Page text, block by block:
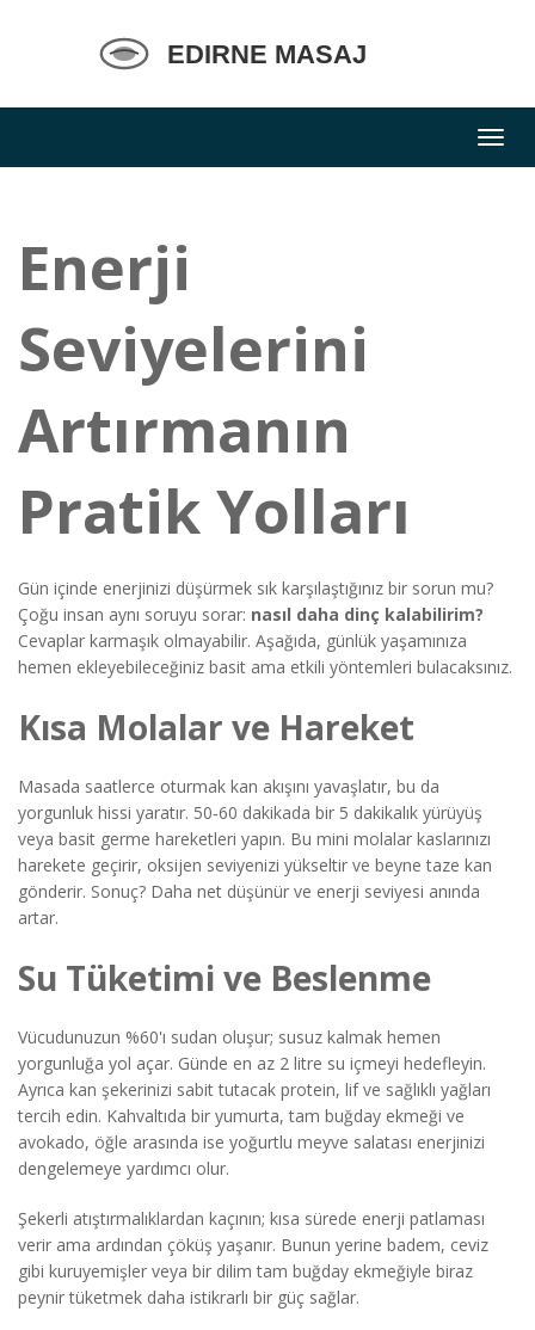
Enerji
Seviyelerini
Artırmanın
Pratik Yolları
Gün içinde enerjinizi düşürmek sık karşılaştığınız bir sorun mu?
Çoğu insan aynı soruyu sorar: nasıl daha dinç kalabilirim?
Cevaplar karmaşık olmayabilir. Aşağıda, günlük yaşamınıza
hemen ekleyebileceğiniz basit ama etkili yöntemleri bulacaksınız.
Kısa Molalar ve Hareket
Masada saatlerce oturmak kan akışını yavaşlatır, bu da
yorgunluk hissi yaratır. 50‑60 dakikada bir 5 dakikalık yürüyüş
veya basit germe hareketleri yapın. Bu mini molalar kaslarınızı
harekete geçirir, oksijen seviyenizi yükseltir ve beyne taze kan
gönderir. Sonuç? Daha net düşünür ve enerji seviyesi anında
artar.
Su Tüketimi ve Beslenme
Vücudunuzun %60'ı sudan oluşur; susuz kalmak hemen
yorgunluğa yol açar. Günde en az 2 litre su içmeyi hedefleyin.
Ayrıca kan şekerinizi sabit tutacak protein, lif ve sağlıklı yağları
tercih edin. Kahvaltıda bir yumurta, tam buğday ekmeği ve
avokado, öğle arasında ise yoğurtlu meyve salatası enerjinizi
dengelemeye yardımcı olur.
Şekerli atıştırmalıklardan kaçının; kısa sürede enerji patlaması
verir ama ardından çöküş yaşanır. Bunun yerine badem, ceviz
gibi kuruyemişler veya bir dilim tam buğday ekmeğiyle biraz
peynir tüketmek daha istikrarlı bir güç sağlar.